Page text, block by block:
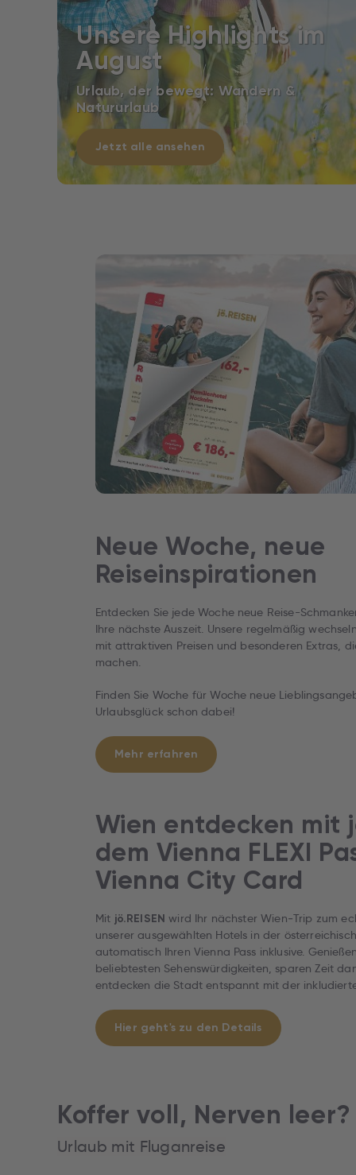
Unsere Highlights im
August
Urlaub, der bewegt: Wandern &
Natururlaub
Jetzt alle ansehen
Neue Woche, neue
Reiseinspirationen
Entdecken Sie jede Woche neue Reise-
Ihre nächste Auszeit. Unsere regelmäßig
mit attraktiven Preisen und besonderen Extras,
machen.
Finden Sie Woche für Woche neue
Urlaubsglück schon dabei!
Mehr erfahren
Wien entdecken mit
dem Vienna FLEXI
Vienna City Card
Mit jö.REISEN wird Ihr nächster Wien‑Trip zum
unserer ausgewählten Hotels in der
automatisch Ihren Vienna Pass inklusive.
beliebtesten Sehenswürdigkeiten, sparen Zeit
entdecken die Stadt entspannt mit der
Hier geht's zu den Details
Koffer voll, Nerven
Urlaub mit Fluganreise